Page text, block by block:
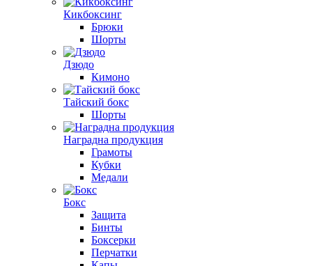
Кикбоксинг
Брюки
Шорты
Дзюдо
Кимоно
Тайский бокс
Шорты
Наградна продукция
Грамоты
Кубки
Медали
Бокс
Защита
Бинты
Боксерки
Перчатки